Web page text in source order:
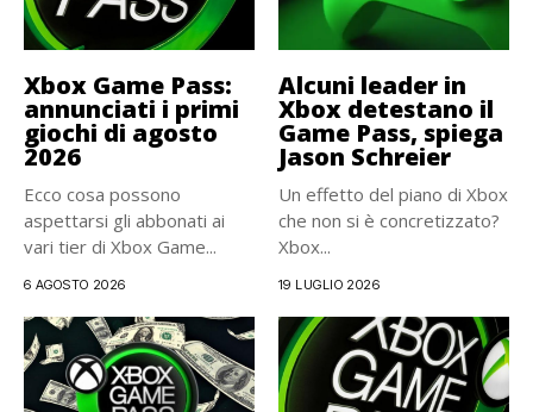
Xbox Game Pass:
annunciati i primi
giochi di agosto
2026
Ecco cosa possono
aspettarsi gli abbonati ai
vari tier di Xbox Game...
6 AGOSTO 2026
Alcuni leader in
Xbox detestano il
Game Pass, spiega
Jason Schreier
Un effetto del piano di Xbox
che non si è concretizzato?
Xbox...
19 LUGLIO 2026